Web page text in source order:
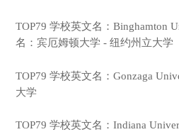
TOP79 学校英文名：Binghamton
名：宾厄姆顿大学 - 纽约州立大学
TOP79 学校英文名：Gonzaga
大学
TOP79 学校英文名：Indiana